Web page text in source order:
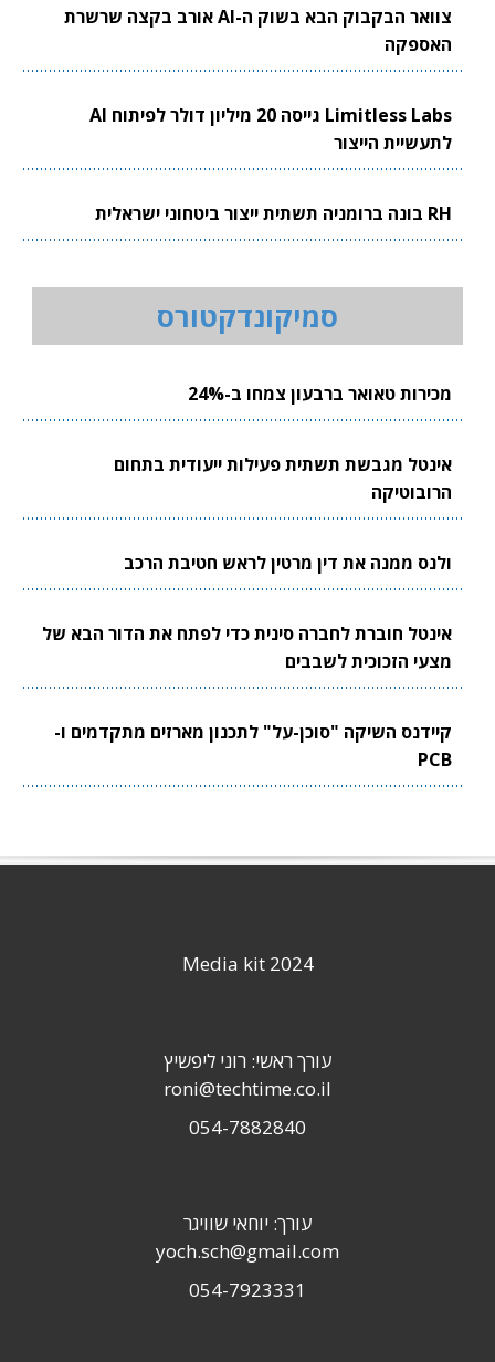
צוואר הבקבוק הבא בשוק ה-AI אורב בקצה שרשרת
האספקה
Limitless Labs גייסה 20 מיליון דולר לפיתוח AI
לתעשיית הייצור
RH בונה ברומניה תשתית ייצור ביטחוני ישראלית
סמיקונדקטורס
מכירות טאואר ברבעון צמחו ב-24%
אינטל מגבשת תשתית פעילות ייעודית בתחום
הרובוטיקה
ולנס ממנה את דין מרטין לראש חטיבת הרכב
אינטל חוברת לחברה סינית כדי לפתח את הדור הבא של
מצעי הזכוכית לשבבים
קיידנס השיקה "סוכן-על" לתכנון מארזים מתקדמים ו-
PCB
Media kit 2024
עורך ראשי: רוני ליפשיץ
roni@techtime.co.il
054-7882840
עורך: יוחאי שוויגר
yoch.sch@gmail.com
054-7923331